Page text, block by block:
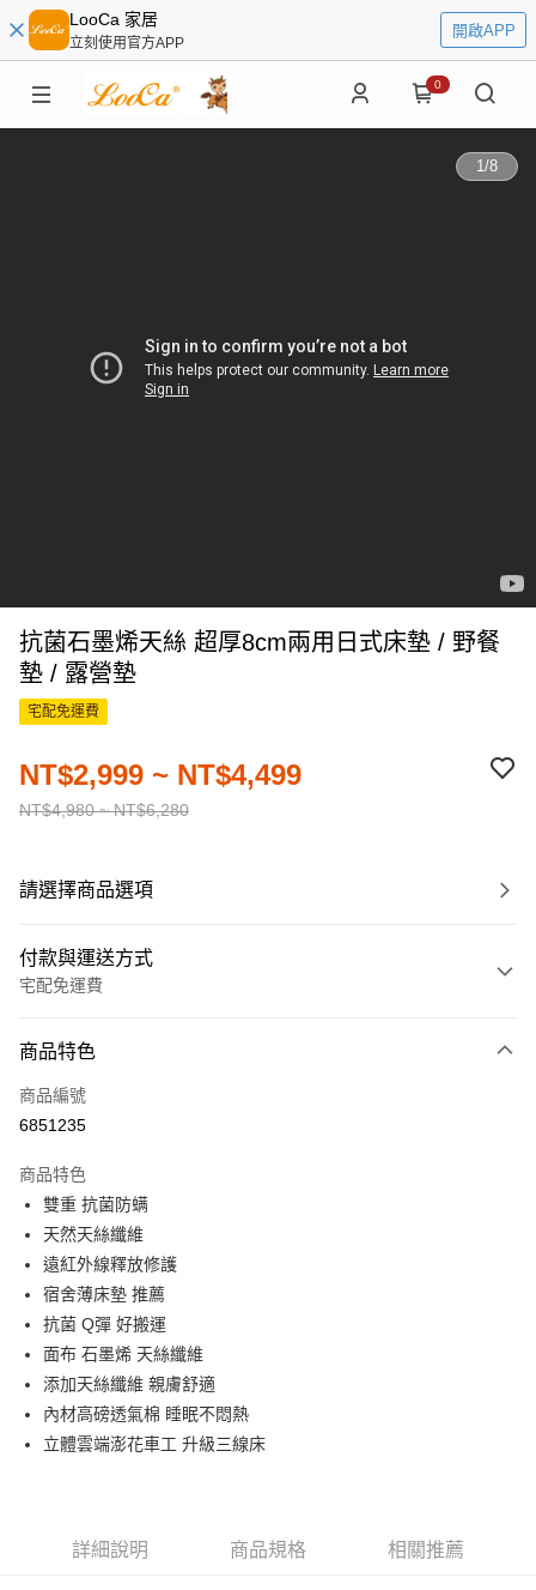
LooCa 家居
立刻使用官方APP
開啟APP
0
1/8
抗菌石墨烯天絲 超厚8cm兩用日式床墊 / 野餐
墊 / 露營墊
宅配免運費
NT$4,980 ~ NT$6,280
NT$2,999 ~ NT$4,499
請選擇商品選項
付款與運送方式
宅配免運費
信用卡一次付款
信用卡分期付款
合作金庫商業銀行
華南商業銀行
上海商業儲蓄銀行
國泰世華商業銀行
臺灣中小企業銀行
匯豐（台灣）商業銀行
聯邦商業銀行
元大商業銀行
玉山商業銀行
台新國際商業銀行
台灣樂天信用卡公司
LINE Pay
Apple Pay
街口支付
悠遊付
ATM付款
商品特色
商品編號
6851235
商品特色
雙重 抗菌防螨
天然天絲纖維
遠紅外線釋放修護
宿舍薄床墊 推薦
抗菌 Q彈 好搬運
面布 石墨烯 天絲纖維
添加天絲纖維 親膚舒適
內材高磅透氣棉 睡眠不悶熱
立體雲端澎花車工 升級三線床
詳細說明 商品規格 相關推薦